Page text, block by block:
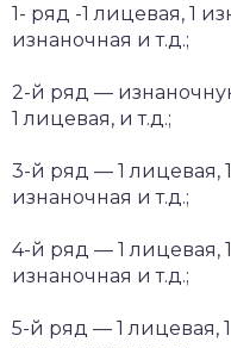
1- ряд -1 лицевая, 1
изнаночная и т.д.;
2-й ряд —
1 лицевая, и т.д.;
3-й ряд — 1 лицевая,
изнаночная и т.д.;
4-й ряд — 1 лицевая,
изнаночная и т.д.;
5-й ряд — 1 лицевая,